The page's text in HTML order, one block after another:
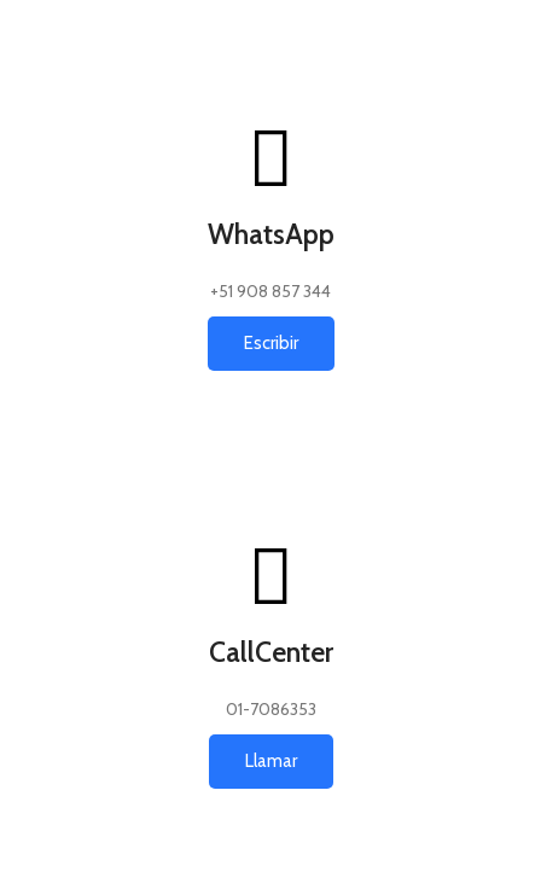
WhatsApp
+51 908 857 344
Escribir
CallCenter
01-7086353
Llamar